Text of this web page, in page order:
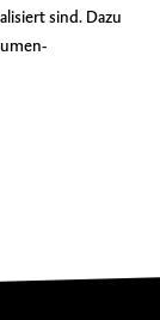
sind. Dazu